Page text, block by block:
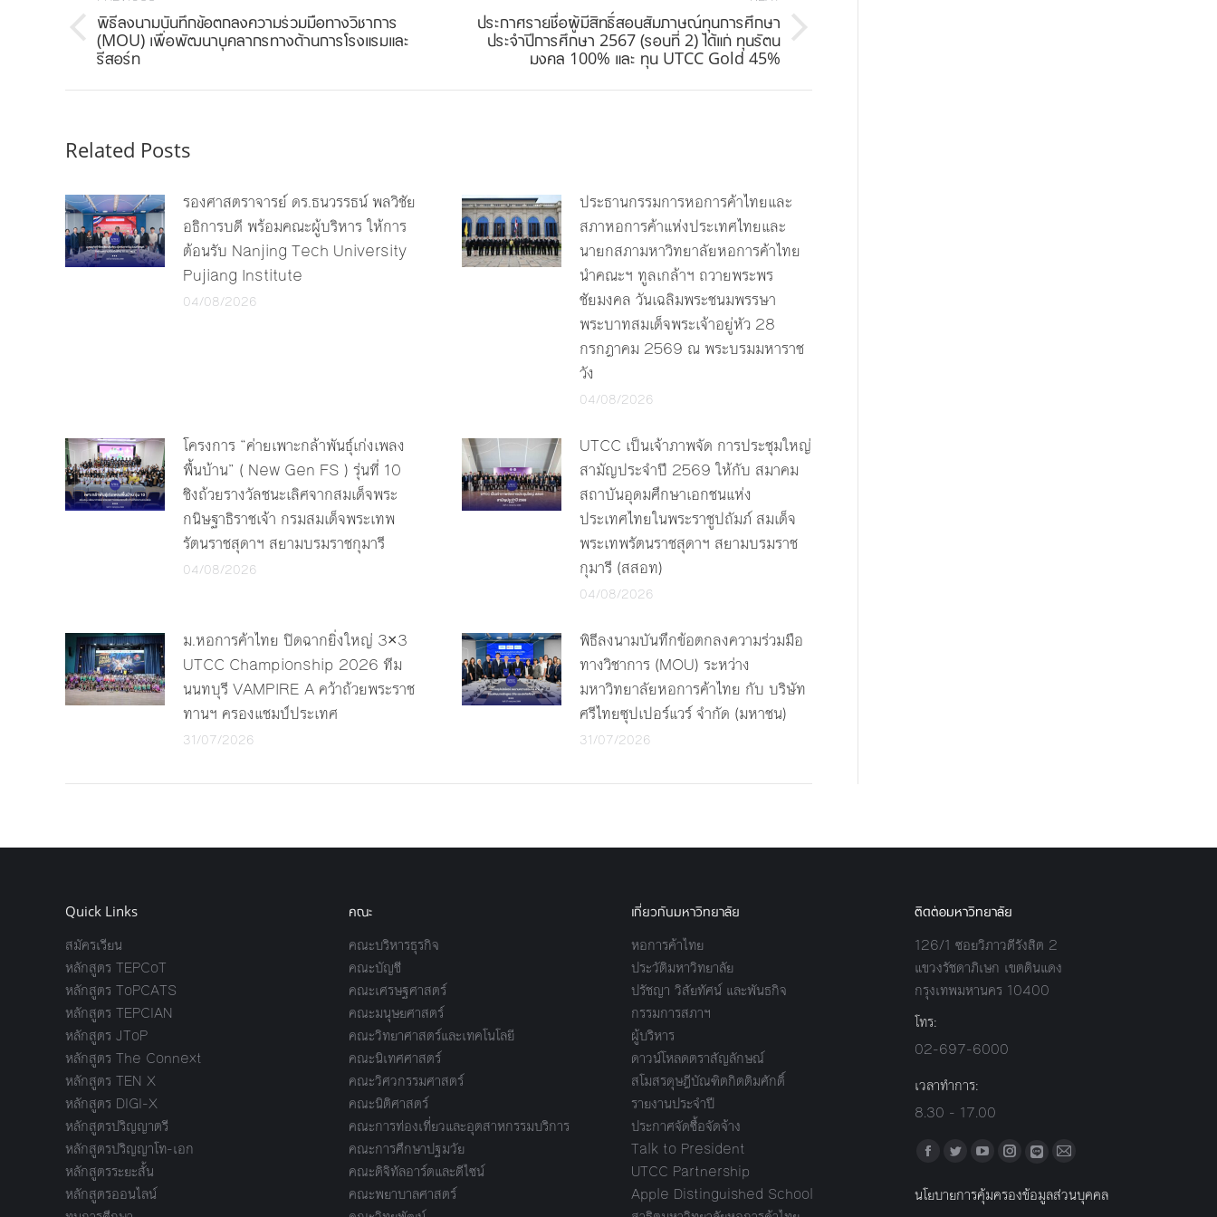
Previous
post:
พิธีลงนามบันทึกข้อตกลงความร่วมมือทางวิชาการ
(MOU) เพื่อพัฒนาบุคลากรทางด้านการโรงแรมและ
รีสอร์ท
Next
ประกาศรายชื่อผู้มีสิทธิ์สอบสัมภาษณ์ทุนการศึกษา
ประจำปีการศึกษา 2567 (รอบที่ 2) ได้แก่ ทุนรัตน
มงคล 100% และ ทุน UTCC Gold 45%
Related Posts
รองศาสตราจารย์ ดร.ธนวรรธน์ พลวิชัย
อธิการบดี พร้อมคณะผู้บริหาร ให้การ
ต้อนรับ Nanjing Tech University
Pujiang Institute
04/08/2026
ประธานกรรมการหอการค้าไทยและ
สภาหอการค้าแห่งประเทศไทยและ
นายกสภามหาวิทยาลัยหอการค้าไทย
นำคณะฯ ทูลเกล้าฯ ถวายพระพร
ชัยมงคล วันเฉลิมพระชนมพรรษา
พระบาทสมเด็จพระเจ้าอยู่หัว 28
กรกฎาคม 2569 ณ พระบรมมหาราช
วัง
04/08/2026
โครงการ “ค่ายเพาะกล้าพันธุ์เก่งเพลง
พื้นบ้าน” ( New Gen FS ) รุ่นที่ 10
ชิงถ้วยรางวัลชนะเลิศจากสมเด็จพระ
กนิษฐาธิราชเจ้า กรมสมเด็จพระเทพ
รัตนราชสุดาฯ สยามบรมราชกุมารี
04/08/2026
UTCC เป็นเจ้าภาพจัด การประชุมใหญ่
สามัญประจำปี 2569 ให้กับ สมาคม
สถาบันอุดมศึกษาเอกชนแห่ง
ประเทศไทยในพระราชูปถัมภ์ สมเด็จ
พระเทพรัตนราชสุดาฯ สยามบรมราช
กุมารี (สสอท)
04/08/2026
ม.หอการค้าไทย ปิดฉากยิ่งใหญ่ 3×3
UTCC Championship 2026 ทีม
นนทบุรี VAMPIRE A คว้าถ้วยพระราช
ทานฯ ครองแชมป์ประเทศ
31/07/2026
พิธีลงนามบันทึกข้อตกลงความร่วมมือ
ทางวิชาการ (MOU) ระหว่าง
มหาวิทยาลัยหอการค้าไทย กับ บริษัท
ศรีไทยซุปเปอร์แวร์ จำกัด (มหาชน)
31/07/2026
Quick Links
สมัครเรียน
หลักสูตร TEPCoT
หลักสูตร ToPCATS
หลักสูตร TEPCIAN
หลักสูตร JToP
หลักสูตร The Connext
หลักสูตร TEN X
หลักสูตร DIGI-X
หลักสูตรปริญญาตรี
หลักสูตรปริญญาโท-เอก
หลักสูตรระยะสั้น
หลักสูตรออนไลน์
คณะ
คณะบริหารธุรกิจ
คณะบัญชี
คณะเศรษฐศาสตร์
คณะมนุษยศาสตร์
คณะวิทยาศาสตร์และเทคโนโลยี
คณะนิเทศศาสตร์
คณะวิศวกรรมศาสตร์
คณะนิติศาสตร์
คณะการท่องเที่ยวและอุตสาหกรรมบริการ
คณะการศึกษาปฐมวัย
คณะดิจิทัลอาร์ตและดีไซน์
คณะพยาบาลศาสตร์
เกี่ยวกับมหาวิทยาลัย
หอการค้าไทย
ประวัติมหาวิทยาลัย
ปรัชญา วิสัยทัศน์ และพันธกิจ
กรรมการสภาฯ
ผู้บริหาร
ดาวน์โหลดตราสัญลักษณ์
สโมสรดุษฎีบัณฑิตกิตติมศักดิ์
รายงานประจำปี
ประกาศจัดซื้อจัดจ้าง
Talk to President
UTCC Partnership
Apple Distinguished School
ติดต่อมหาวิทยาลัย
126/1 ซอยวิภาวดีรังสิต 2
แขวงรัชดาภิเษก เขตดินแดง
กรุงเทพมหานคร 10400
โทร:
02-697-6000
เวลาทำการ:
8.30 - 17.00
Find us on:
Facebook
TwitterYouTube
Instagram
LineMail
นโยบายการคุ้มครองข้อมูลส่วนบุคคล